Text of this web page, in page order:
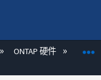
ONTAP 硬件